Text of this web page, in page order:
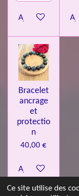
Ce site utilise des
Ajouter au panier
Bracelet
ancrage
et
protectio
n
40,00 €
Ajouter au panier